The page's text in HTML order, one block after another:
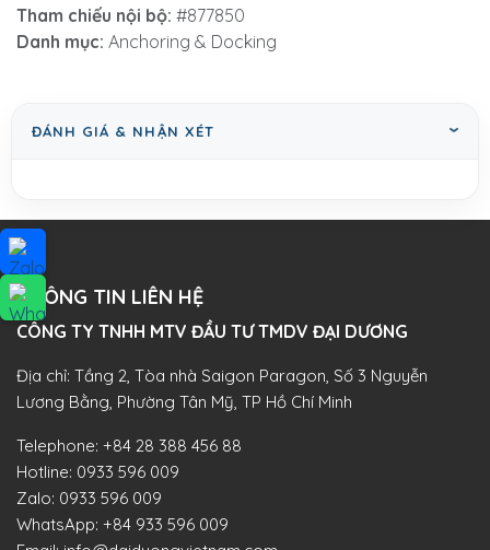
Tham chiếu nội bộ: #877850
Danh mục: Anchoring & Docking
ĐÁNH GIÁ & NHẬN XÉT
THÔNG TIN LIÊN HỆ
CÔNG TY TNHH MTV ĐẦU TƯ TMDV ĐẠI DƯƠNG​
Địa chỉ: Tầng 2, Tòa nhà Saigon Paragon, Số 3 Nguyễn
Lương Bằng, Phường Tân Mỹ, TP Hồ Chí Minh
Telephone: +84 28 388 456 88
Hotline: 0933 596 009
Zalo: 0933 596 009
WhatsApp: +84 933 596 009